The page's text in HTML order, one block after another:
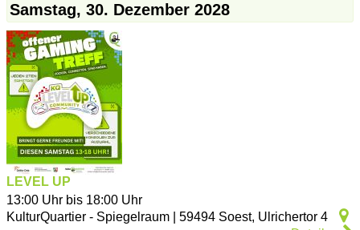
Samstag, 30. Dezember 2028
LEVEL UP
13:00 Uhr bis 18:00 Uhr
KulturQuartier - Spiegelraum
59494 Soest, Ulrichertor 4